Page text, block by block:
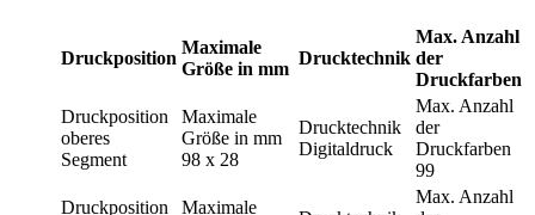
Druckposition
Maximale
Größe in mm
Drucktechnik
Max. Anzahl
der
Druckfarben
Druckposition
oberes
Segment
Maximale
Größe in mm
98 x 28
Drucktechnik
Digitaldruck
Max. Anzahl
der
Druckfarben
99
Druckposition
Maximale
Max. Anzahl